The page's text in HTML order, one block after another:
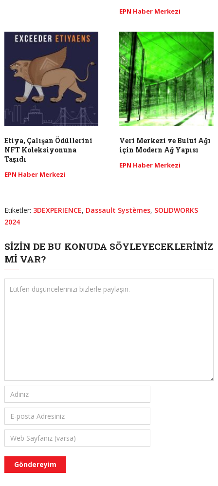
EPN Haber Merkezi
Etiya, Çalışan Ödüllerini
NFT Koleksiyonuna
Taşıdı
EPN Haber Merkezi
Veri Merkezi ve Bulut Ağı
için Modern Ağ Yapısı
EPN Haber Merkezi
Etiketler: 3DEXPERIENCE, Dassault Systèmes, SOLIDWORKS
2024
SIZIN DE BU KONUDA SÖYLEYECEKLERINIZ
MI VAR?